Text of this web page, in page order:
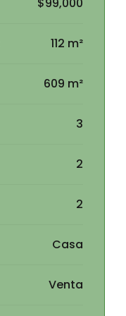
112 m²
609 m²
3
2
2
Casa
Venta